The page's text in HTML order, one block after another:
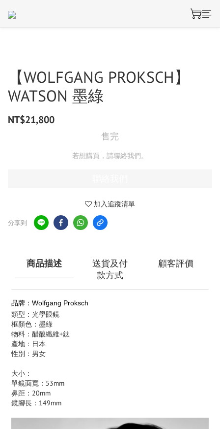
【WOLFGANG PROKSCH】
WATSON 墨綠
NT$21,800
售完
若想購買，請聯絡我們。
加入追蹤清單
分享到
商品描述
送貨及付
款方式
顧客評價
品牌：Wolfgang Proksch
類型：光學眼鏡
框顏色：墨綠
物料：醋酸纖維+鈦
產地：日本
性別：男女
大小：
單鏡面寬：53mm
鼻距：20mm
鏡腳長：149mm